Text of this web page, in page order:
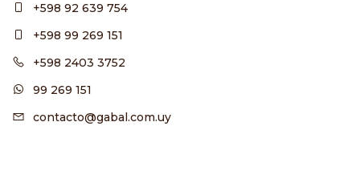
+598 92 639 754
+598 99 269 151
+598 2403 3752
99 269 151
contacto@gabal.com.uy